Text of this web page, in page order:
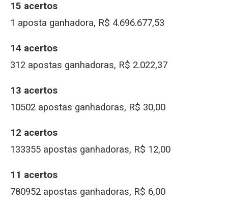
15 acertos
1 aposta ganhadora, R$ 4.696.677,53
14 acertos
312 apostas ganhadoras, R$ 2.022,37
13 acertos
10502 apostas ganhadoras, R$ 30,00
12 acertos
133355 apostas ganhadoras, R$ 12,00
11 acertos
780952 apostas ganhadoras, R$ 6,00